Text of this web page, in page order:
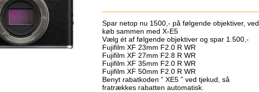
Spar netop nu 1500,- på følgende objektiver, ved
køb sammen med X-E5
Vælg ét af følgende objektiver og spar 1.500,-
Fujifilm XF 23mm F2.0 R WR
Fujifilm XF 27mm F2.8 R WR
Fujifilm XF 35mm F2.0 R WR
Fujifilm XF 50mm F2.0 R WR
Benyt rabatkoden ” XE5 ” ved tjekud, så
fratrækkes rabatten automatisk.